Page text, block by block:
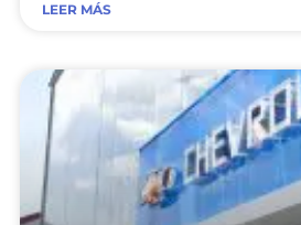
LEER MÁS